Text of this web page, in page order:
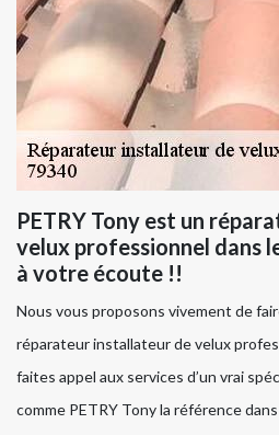
PETRY Tony est un
velux professionnel dans
à votre écoute !!
Nous vous proposons vivement de
réparateur installateur de velux
faites appel aux services d’un vrai
comme PETRY Tony la référence